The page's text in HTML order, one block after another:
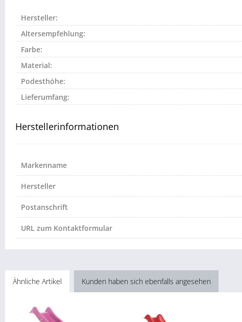
Hersteller:
Altersempfehlung:
Farbe:
Material:
Podesthöhe:
Lieferumfang:
Herstellerinformationen
Markenname
Hersteller
Postanschrift
URL zum Kontaktformular
Ähnliche Artikel Kunden haben sich ebenfalls angesehen